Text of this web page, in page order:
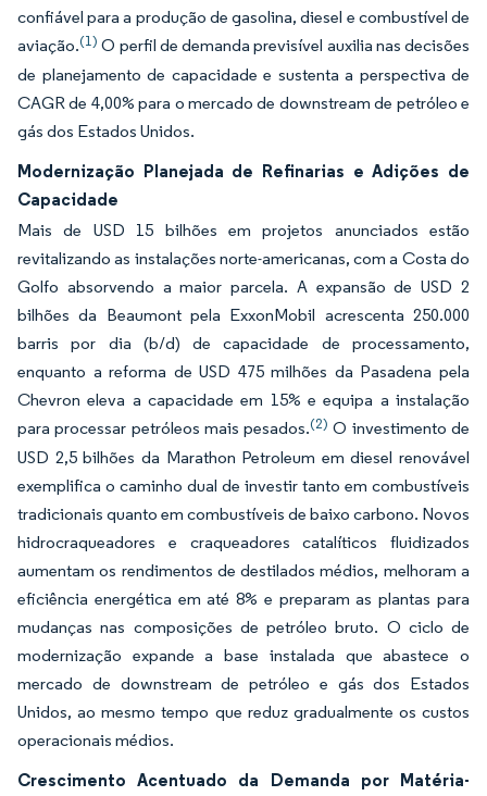
confiável para a produção de gasolina, diesel e combustível de
aviação.(1) O perfil de demanda previsível auxilia nas decisões
de planejamento de capacidade e sustenta a perspectiva de
CAGR de 4,00% para o mercado de downstream de petróleo e
gás dos Estados Unidos.
Modernização Planejada de Refinarias e Adições de
Capacidade
Mais de USD 15 bilhões em projetos anunciados estão
revitalizando as instalações norte-americanas, com a Costa do
Golfo absorvendo a maior parcela. A expansão de USD 2
bilhões da Beaumont pela ExxonMobil acrescenta 250.000
barris por dia (b/d) de capacidade de processamento,
enquanto a reforma de USD 475 milhões da Pasadena pela
Chevron eleva a capacidade em 15% e equipa a instalação
para processar petróleos mais pesados.(2) O investimento de
USD 2,5 bilhões da Marathon Petroleum em diesel renovável
exemplifica o caminho dual de investir tanto em combustíveis
tradicionais quanto em combustíveis de baixo carbono. Novos
hidrocraqueadores e craqueadores catalíticos fluidizados
aumentam os rendimentos de destilados médios, melhoram a
eficiência energética em até 8% e preparam as plantas para
mudanças nas composições de petróleo bruto. O ciclo de
modernização expande a base instalada que abastece o
mercado de downstream de petróleo e gás dos Estados
Unidos, ao mesmo tempo que reduz gradualmente os custos
operacionais médios.
Crescimento Acentuado da Demanda por Matéria-